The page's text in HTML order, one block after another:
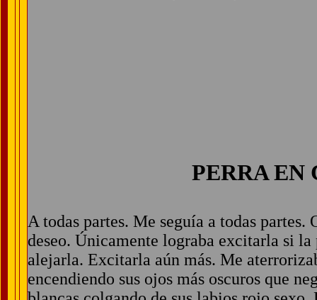
PERRA EN
A todas partes. Me seguía a todas partes.
deseo. Únicamente lograba excitarla si
alejarla. Excitarla aún más. Me
encendiendo sus ojos más oscuros que